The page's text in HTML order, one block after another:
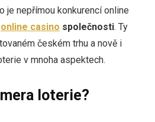
je nepřímou konkurencí online
online casino společnosti. Ty
českém trhu a nově i
v mnoha aspektech.
loterie?